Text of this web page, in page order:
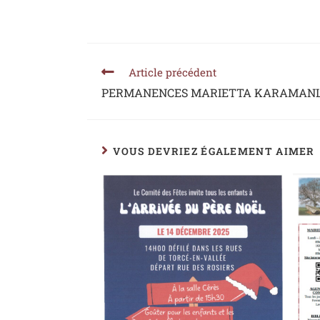
Article précédent
PERMANENCES MARIETTA
VOUS DEVRIEZ ÉGALEMENT AIMER